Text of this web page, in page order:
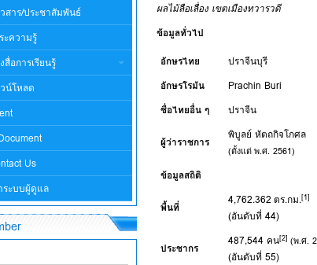
ผลไม้ลือเลื่อง เขตเมืองทวารวดี
ข้อมูลทั่วไป
อักษรไทย
ปราจีนบุรี
อักษรโรมัน
Prachin Buri
ชื่อไทยอื่น ๆ
ปราจีน
ผู้ว่าราชการ
พิบูลย์ หัตถกิจโกศล
(ตั้งแต่พ.ศ. 2561)
ข้อมูลสถิติ
พื้นที่
4,762.362 ตร.กม.[1]
(อันดับที่ 44)
ประชากร
487,544 คน[2] (พ.ศ.
(อันดับที่ 55)
สาร/ประชาสัมพันธ์
ะความรู้
สื่อการเรียนรู้
น์โหลด
Us
ระบบผู้ดูแล